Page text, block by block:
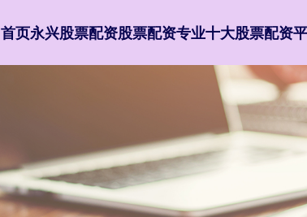
首页永兴股票配资股票配资专业十大股票配资